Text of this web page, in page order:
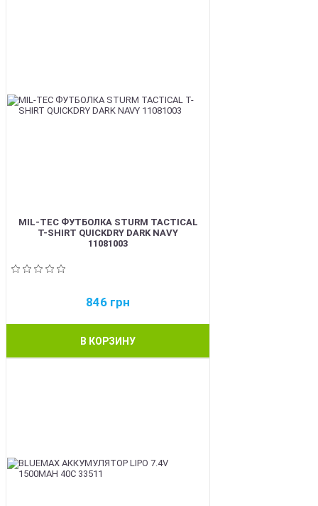
MIL-TEC ФУТБОЛКА STURM TACTICAL
T-SHIRT QUICKDRY DARK NAVY
11081003
846 грн
В КОРЗИНУ